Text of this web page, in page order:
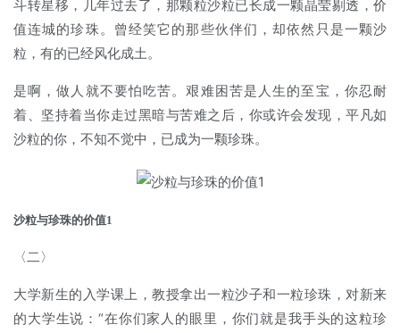
斗转星移，几年过去了，那颗粒沙粒已长成一颗晶莹剔透，价
值连城的珍珠。曾经笑它的那些伙伴们，却依然只是一颗沙
粒，有的已经风化成土。
是啊，做人就不要怕吃苦。艰难困苦是人生的至宝，你忍耐
着、坚持着当你走过黑暗与苦难之后，你或许会发现，平凡如
沙粒的你，不知不觉中，已成为一颗珍珠。
沙粒与珍珠的价值1
〈二〉
大学新生的入学课上，教授拿出一粒沙子和一粒珍珠，对新来
的大学生说：“在你们家人的眼里，你们就是我手头的这粒珍